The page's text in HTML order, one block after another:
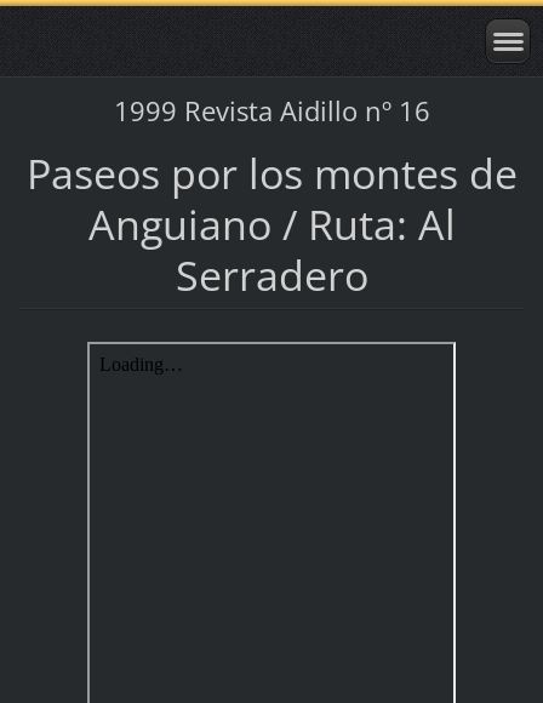
1999 Revista Aidillo nº 16
Paseos por los montes de
Anguiano / Ruta: Al
Serradero